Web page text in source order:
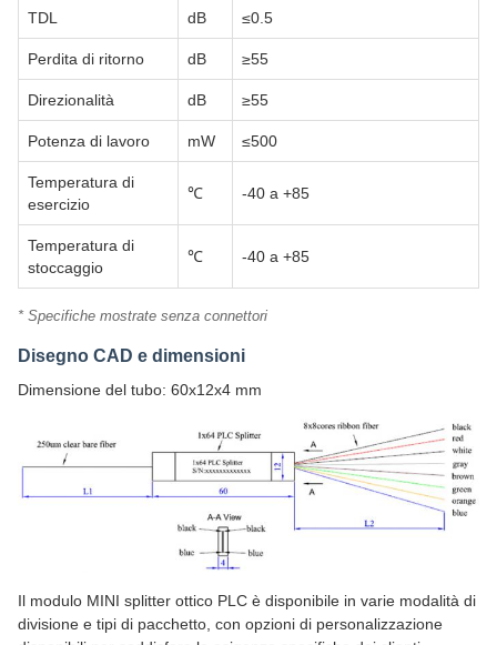
TDL dB ≤0.5
Perdita di ritorno dB ≥55
Direzionalità dB ≥55
Potenza di lavoro mW ≤500
Temperatura di
esercizio
℃ -40 a +85
Temperatura di
stoccaggio
℃ -40 a +85
* Specifiche mostrate senza connettori
Disegno CAD e dimensioni
Dimensione del tubo: 60x12x4 mm
Il modulo MINI splitter ottico PLC è disponibile in varie modalità di
divisione e tipi di pacchetto, con opzioni di personalizzazione